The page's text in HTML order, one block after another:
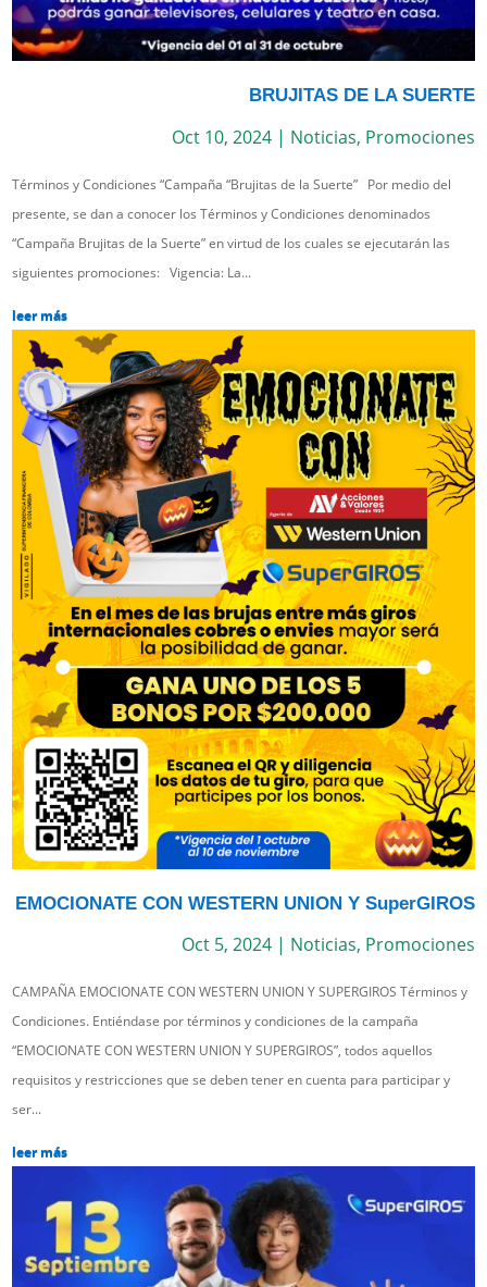
BRUJITAS DE LA SUERTE
Oct 10, 2024| Noticias, Promociones
Términos y Condiciones “Campaña “Brujitas de la Suerte” Por medio del
presente, se dan a conocer los Términos y Condiciones denominados
“Campaña Brujitas de la Suerte” en virtud de los cuales se ejecutarán las
siguientes promociones: Vigencia: La...
leer más
EMOCIONATE CON WESTERN UNION Y SuperGIROS
Oct 5, 2024| Noticias, Promociones
CAMPAÑA EMOCIONATE CON WESTERN UNION Y SUPERGIROS Términos y
Condiciones. Entiéndase por términos y condiciones de la campaña
“EMOCIONATE CON WESTERN UNION Y SUPERGIROS”, todos aquellos
requisitos y restricciones que se deben tener en cuenta para participar y
ser...
leer más